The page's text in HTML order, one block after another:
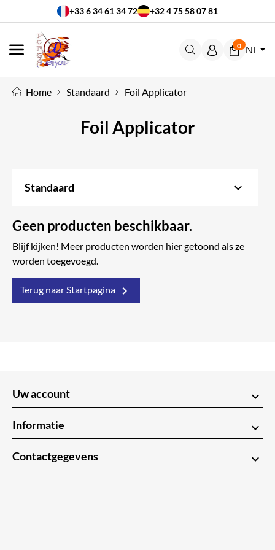
+33 6 34 61 34 72 +32 4 75 58 07 81
MENU
0 Nl
Home Standaard Foil Applicator
Foil Applicator
Standaard keyboard_arrow_down
Geen producten beschikbaar.
Blijf kijken! Meer producten worden hier getoond als ze
worden toegevoegd.
Terug naar Startpagina 
Uw account keyboard_arrow_down
Informatie keyboard_arrow_down
Contactgegevens keyboard_arrow_down